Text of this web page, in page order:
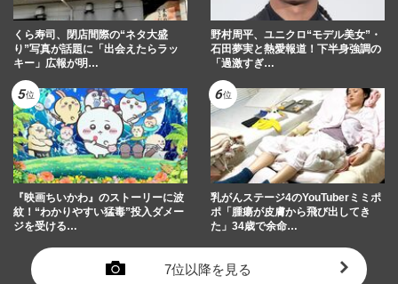
くら寿司、閉店間際の“ネタ大盛
り”写真が話題に「出会えたらラッ
キー」広報が明…
野村周平、ユニクロ“モデル美女”・
石田夢実と熱愛報道！下半身強調の
「過激すぎ…
『映画ちいかわ』のストーリーに波
紋！“わかりやすい猛毒”投入ダメー
ジを受ける…
乳がんステージ4のYouTuberミミポ
ポ「腫瘍が皮膚から飛び出してき
た」34歳で余命…
7位以降を見る